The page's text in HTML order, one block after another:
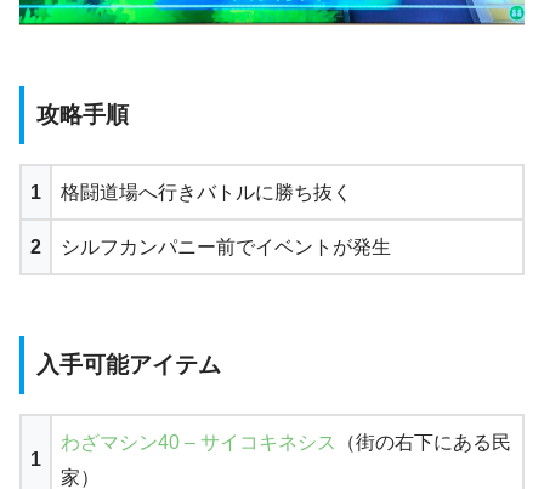
攻略手順
1 格闘道場へ行きバトルに勝ち抜く
2 シルフカンパニー前でイベントが発生
入手可能アイテム
1
わざマシン40 – サイコキネシス
（街の右下にある民
家）